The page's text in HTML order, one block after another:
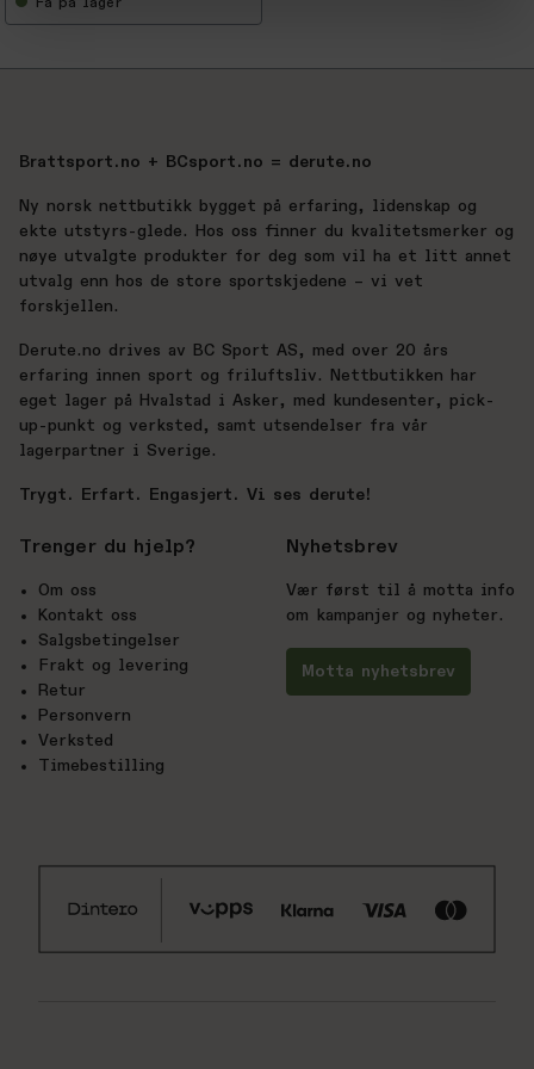
Få på lager
Brattsport.no + BCsport.no = derute.no
Ny norsk nettbutikk bygget på erfaring, lidenskap og
ekte utstyrs-glede. Hos oss finner du kvalitetsmerker og
nøye utvalgte produkter for deg som vil ha et litt annet
utvalg enn hos de store sportskjedene – vi vet
forskjellen.
Derute.no drives av BC Sport AS, med over 20 års
erfaring innen sport og friluftsliv. Nettbutikken har
eget lager på Hvalstad i Asker, med kundesenter, pick-
up-punkt og verksted, samt utsendelser fra vår
lagerpartner i Sverige.
Trygt. Erfart. Engasjert. Vi ses derute!
Trenger du hjelp?
Om oss
Kontakt oss
Salgsbetingelser
Frakt og levering
Retur
Personvern
Verksted
Timebestilling
Nyhetsbrev
Vær først til å motta info
om kampanjer og nyheter.
Motta nyhetsbrev